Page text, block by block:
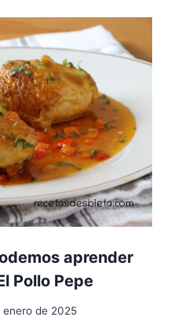
aprender
Pollo Pepe
enero de 2025